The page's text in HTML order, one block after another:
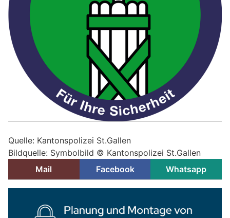
Quelle: Kantonspolizei St.Gallen
Bildquelle: Symbolbild © Kantonspolizei St.Gallen
Mail
Facebook Whatsapp